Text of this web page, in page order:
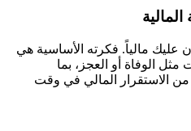
عليك مالياً. فكرته الأساسية هي
الوفاة أو العجز، بما
الاستقرار المالي في وقت